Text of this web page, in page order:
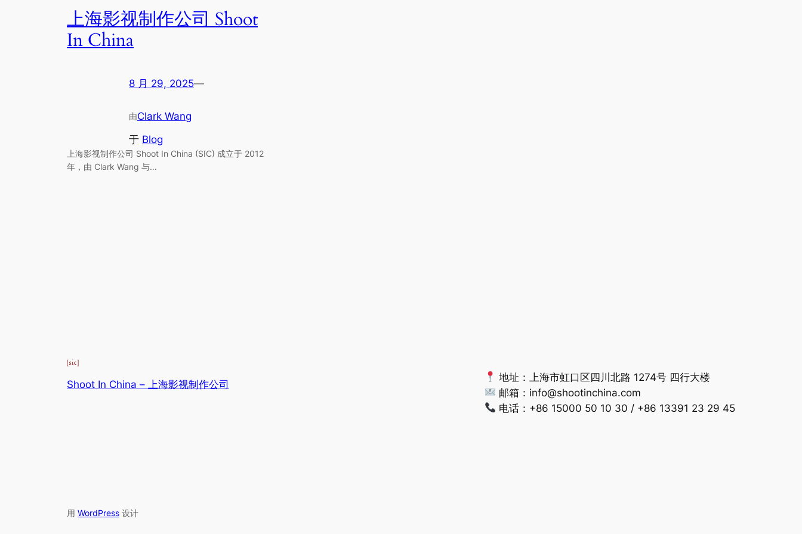
上海影视制作公司 Shoot
In China
8 月 29, 2025—
由Clark Wang
于 Blog
上海影视制作公司 Shoot In China (SIC) 成立于 2012
年，由 Clark Wang 与…
Shoot In China – 上海影视制作公司
地址：上海市虹口区四川北路 1274号 四行大楼
邮箱： info@shootinchina.com
电话：+86 15000 50 10 30 / +86 13391 23 29 45
用 WordPress 设计